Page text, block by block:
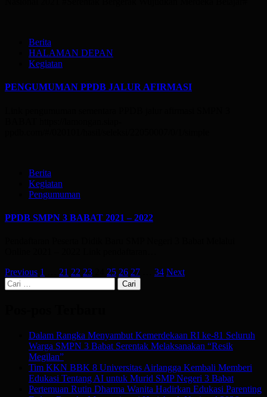
Berita
HALAMAN DEPAN
Kegiatan
PENGUMUMAN PPDB JALUR AFIRMASI
Berita
Kegiatan
Pengumuman
PPDB SMPN 3 BABAT 2021 – 2022
Paginasi
pos
Previous 1 21 22 23 25 26 27 34 Next
Cari
untuk:
Dalam Rangka Menyambut Kemerdekaan RI ke-81 Seluruh
Warga SMPN 3 Babat Serentak Melaksanakan “Resik
Megilan”
Tim KKN BBK 8 Universitas Airlangga Kembali Memberi
Edukasi Tentang AI untuk Murid SMP Negeri 3 Babat
Pertemuan Rutin Dharma Wanita Hadirkan Edukasi Parenting